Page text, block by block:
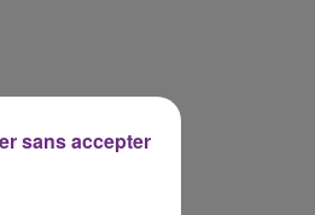
sans accepter